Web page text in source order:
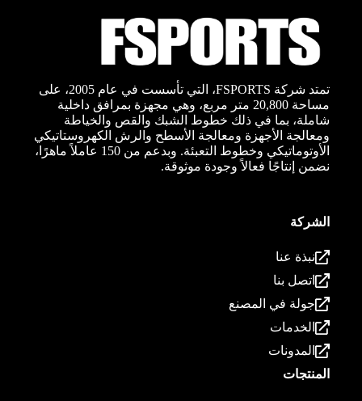
تمتد شركة FSPORTS، التي تأسست في عام 2005، على
مساحة 20,800 متر مربع، وهي مجهزة بمرافق داخلية
شاملة، بما في ذلك خطوط الشبك والقص والخياطة
ومعالجة الأجهزة ومعالجة الأسطح والرش الكهروستاتيكي
الأوتوماتيكي وخطوط التعبئة. وبدعم من 150 عاملاً ماهرًا،
نضمن إنتاجًا فعالاً وجودة موثوقة.
الشركة
نبذة عنا
اتصل بنا
جولة في المصنع
الخدمات
المدونات
المنتجات